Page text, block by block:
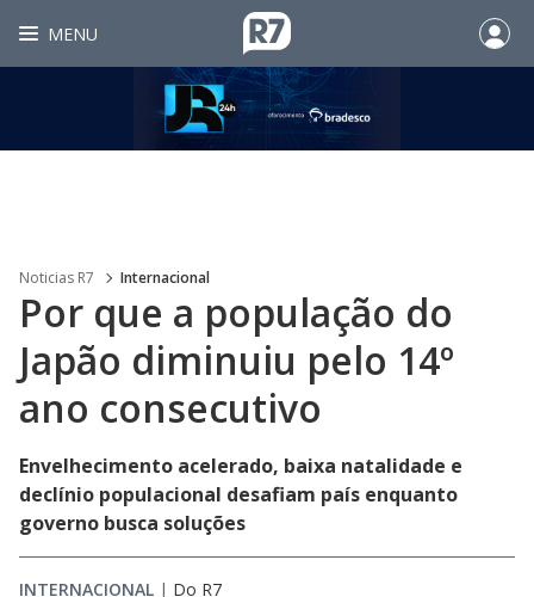
MENU
Noticias R7 Internacional
Por que a população do
Japão diminuiu pelo 14º
ano consecutivo
Envelhecimento acelerado, baixa natalidade e
declínio populacional desafiam país enquanto
governo busca soluções
INTERNACIONAL | Do R7